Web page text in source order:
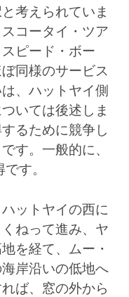
考えられていま
コータイ・ツア
ピード・ボー
同様のサービス
、ハットヤイ側
いては後述しま
るために競争し
す。一般的に、
す。
ットヤイの西に
ねって進み、ヤ
を経て、ムー・
岸沿いの低地へ
ば、窓の外から